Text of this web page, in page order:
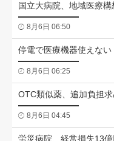
国立大病院、地域医療
8月6日 06:50
停電で医療機器使えな
8月6日 06:25
OTC類似薬、追加負担
8月6日 04:45
労災病院、経常損失13億